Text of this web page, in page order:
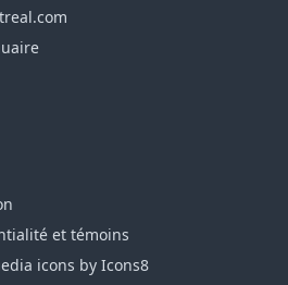
et témoins
icons by Icons8